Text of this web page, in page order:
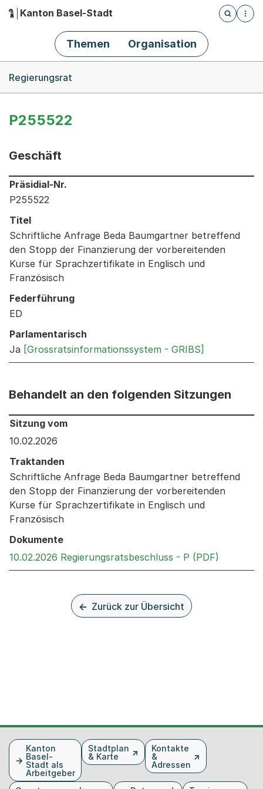
Hauptnavigation
Kanton Basel-Stadt
Öffnet
Themen Organisation
Regierungsrat
P255522
Geschäft
Informationen zum Ausgewählten Geschäft
Präsidial-Nr.
P255522
Titel
Schriftliche Anfrage Beda Baumgartner betreffend
den Stopp der Finanzierung der vorbereitenden
Kurse für Sprachzertifikate in Englisch und
Französisch
Federführung
ED
Parlamentarisch
Ja [Grossratsinformationssystem - GRIBS]
Behandelt an den folgenden Sitzungen
Behandelt an den folgenden Sitzungen: Informationen
Sitzung vom
10.02.2026
Traktanden
Schriftliche Anfrage Beda Baumgartner betreffend
den Stopp der Finanzierung der vorbereitenden
Kurse für Sprachzertifikate in Englisch und
Französisch
Dokumente
10.02.2026 Regierungsratsbeschluss - P (PDF)
Zurück zur Übersicht
FusszeileKanton
Basel-
Stadt als
Arbeitgeber
Stadtplan
& Karte
Kontakte
&
Adressen